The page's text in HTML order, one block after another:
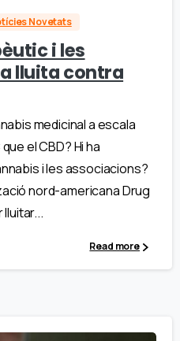
Novetats
i les
lluita contra
medicinal a escala
el CBD? Hi ha
i les associacions?
nord-americana Drug
Read more